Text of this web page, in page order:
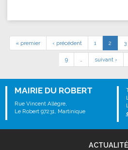
« premier ‹ précédent 1 2 3
9 … suivant ›
MAIRIE DU ROBERT
Rue Vincent Allègre,
Le Robert 97231, Martinique
ACTUALITÉ